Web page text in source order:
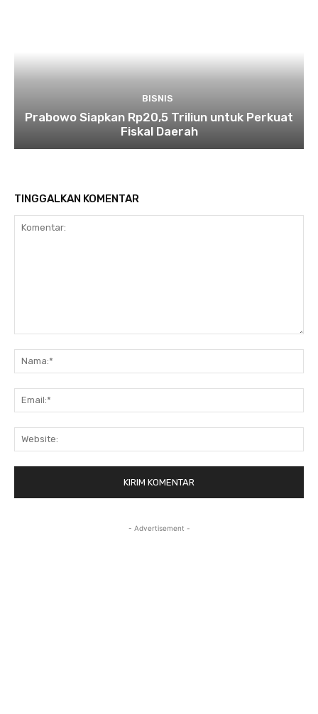
BISNIS
Prabowo Siapkan Rp20,5 Triliun untuk Perkuat
Fiskal Daerah
TINGGALKAN KOMENTAR
- Advertisement -